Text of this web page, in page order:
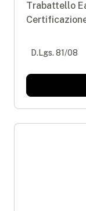
Trabattello
D.Lgs. 81/08